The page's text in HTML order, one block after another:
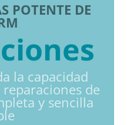
POTENTE DE
la capacidad
de
y sencilla